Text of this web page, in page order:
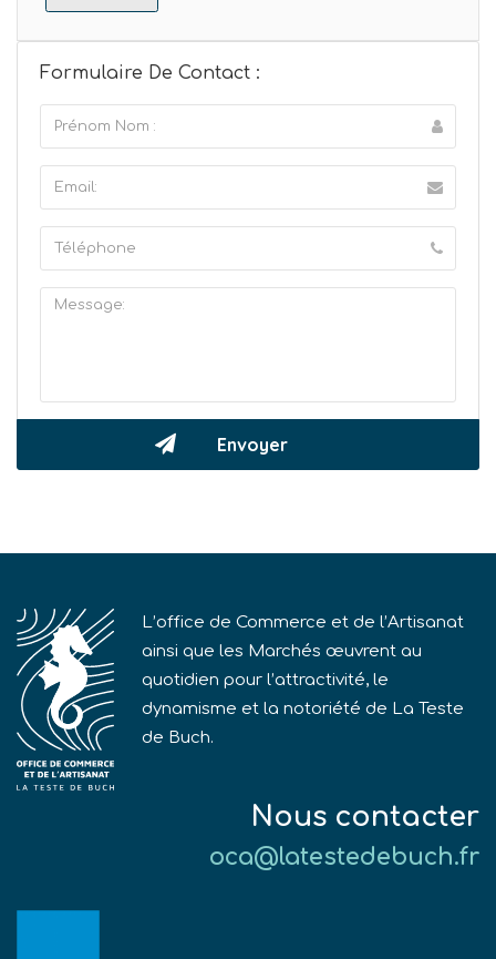
Formulaire De Contact :
L’office de Commerce et de l’Artisanat
ainsi que les Marchés œuvrent au
quotidien pour l’attractivité, le
dynamisme et la notoriété de La Teste
de Buch.
Nous contacter
oca@latestedebuch.fr